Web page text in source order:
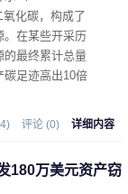
化碳，构成了
。在某些开采历
的最终累计总量
碳足迹高出10倍
评论 (0) 详细内容
180万美元资产窃